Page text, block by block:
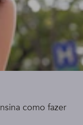
como fazer